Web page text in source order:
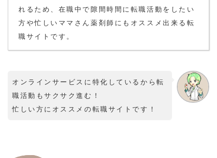
れるため、在職中で隙間時間に転職活動をしたい
方や忙しいママさん薬剤師にもオススメ出来る転
職サイトです。
オンラインサービスに特化しているから転
職活動もサクサク進む！
忙しい方にオススメの転職サイトです！